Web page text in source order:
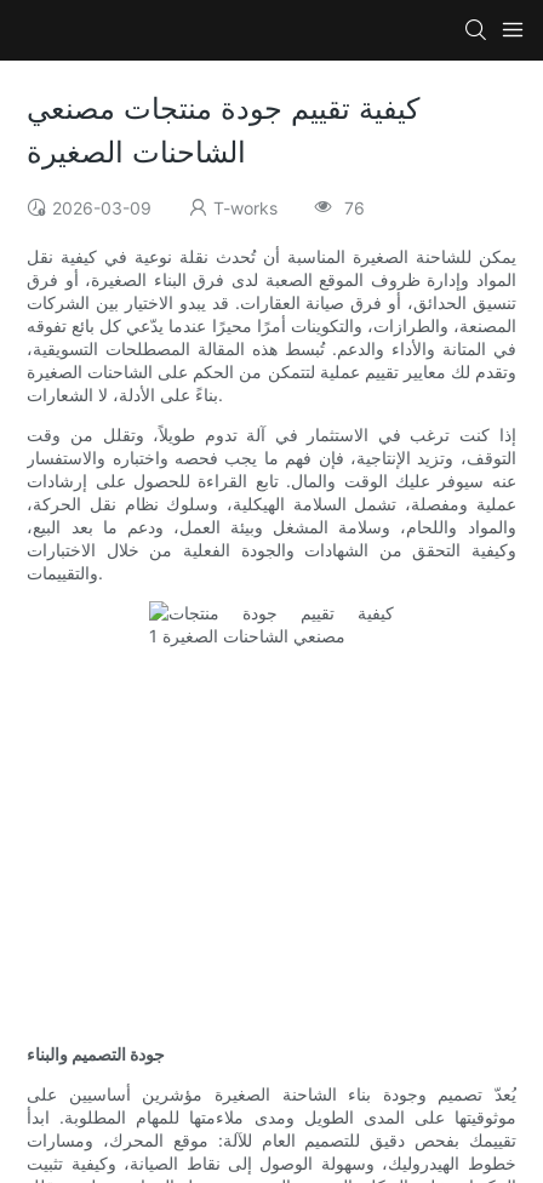
كيفية تقييم جودة منتجات مصنعي
الشاحنات الصغيرة
2026-03-09 T-works 76
يمكن للشاحنة الصغيرة المناسبة أن تُحدث نقلة نوعية في كيفية نقل
المواد وإدارة ظروف الموقع الصعبة لدى فرق البناء الصغيرة، أو فرق
تنسيق الحدائق، أو فرق صيانة العقارات. قد يبدو الاختيار بين الشركات
المصنعة، والطرازات، والتكوينات أمرًا محيرًا عندما يدّعي كل بائع تفوقه
في المتانة والأداء والدعم. تُبسط هذه المقالة المصطلحات التسويقية،
وتقدم لك معايير تقييم عملية لتتمكن من الحكم على الشاحنات الصغيرة
بناءً على الأدلة، لا الشعارات.
إذا كنت ترغب في الاستثمار في آلة تدوم طويلاً، وتقلل من وقت
التوقف، وتزيد الإنتاجية، فإن فهم ما يجب فحصه واختباره والاستفسار
عنه سيوفر عليك الوقت والمال. تابع القراءة للحصول على إرشادات
عملية ومفصلة، ​​تشمل السلامة الهيكلية، وسلوك نظام نقل الحركة،
والمواد واللحام، وسلامة المشغل وبيئة العمل، ودعم ما بعد البيع،
وكيفية التحقق من الشهادات والجودة الفعلية من خلال الاختبارات
والتقييمات.
جودة التصميم والبناء
يُعدّ تصميم وجودة بناء الشاحنة الصغيرة مؤشرين أساسيين على
موثوقيتها على المدى الطويل ومدى ملاءمتها للمهام المطلوبة. ابدأ
تقييمك بفحص دقيق للتصميم العام للآلة: موقع المحرك، ومسارات
خطوط الهيدروليك، وسهولة الوصول إلى نقاط الصيانة، وكيفية تثبيت